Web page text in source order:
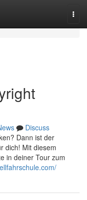
Discuss
Dann ist der
dich! Mit diesem
in deiner Tour zum